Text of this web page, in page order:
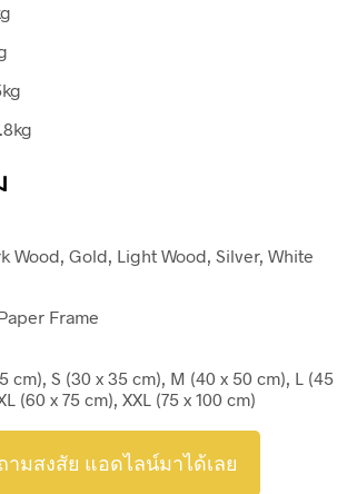
Wood, Gold, Light Wood, Silver, White
Frame
cm), S (30 x 35 cm), M (40 x 50 cm), L (45
(60 x 75 cm), XXL (75 x 100 cm)
ามสงสัย แอดไลน์มาได้เลย